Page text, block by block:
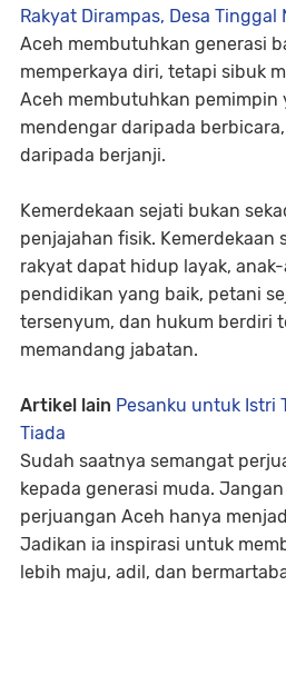
Rakyat Dirampas, Desa Tinggal
Aceh membutuhkan generasi
memperkaya diri, tetapi sibuk
Aceh membutuhkan pemimpin
mendengar daripada
daripada berjanji.
Kemerdekaan sejati bukan
penjajahan fisik. Kemerdekaan
rakyat dapat hidup layak,
pendidikan yang baik, petani
tersenyum, dan hukum berdiri
memandang jabatan.
Artikel lain Pesanku untuk Istri
Tiada
Sudah saatnya semangat
kepada generasi muda.
perjuangan Aceh hanya
Jadikan ia inspirasi untuk
lebih maju, adil, dan